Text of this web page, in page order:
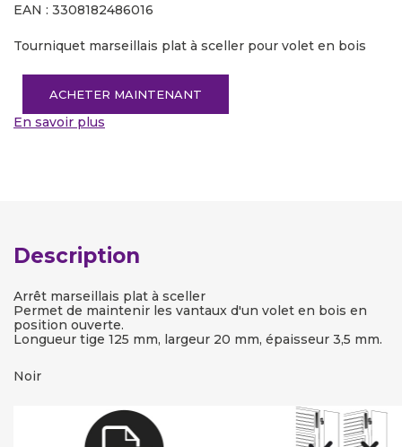
EAN : 3308182486016
Tourniquet marseillais plat à sceller pour volet en bois
ACHETER MAINTENANT
En savoir plus
Description
Arrêt marseillais plat à sceller
Permet de maintenir les vantaux d'un volet en bois en
position ouverte.
Longueur tige 125 mm, largeur 20 mm, épaisseur 3,5 mm.
Noir